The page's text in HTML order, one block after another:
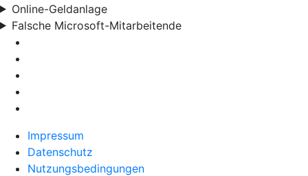
Online-Geldanlage
Falsche Microsoft-Mitarbeitende
Impressum
Datenschutz
Nutzungsbedingungen